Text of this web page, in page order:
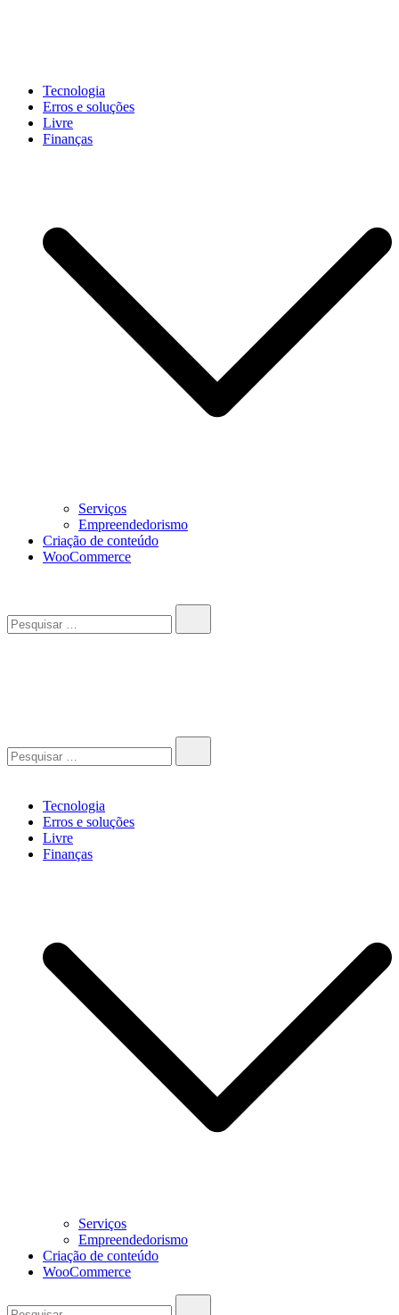
John-Henrique
Distribuindo conteúdo útil
Tecnologia
Erros e soluções
Livre
Finanças
Serviços
Empreendedorismo
Criação de conteúdo
WooCommerce
Tecnologia
Erros e soluções
Livre
Finanças
Serviços
Empreendedorismo
Criação de conteúdo
WooCommerce